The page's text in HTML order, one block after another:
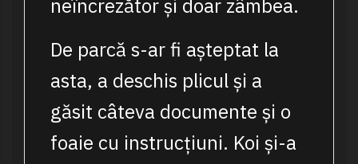
neîncrezător și doar zâmbea.
De parcă s-ar fi așteptat la
asta, a deschis plicul și a
găsit câteva documente și o
foaie cu instrucțiuni. Koi și-a